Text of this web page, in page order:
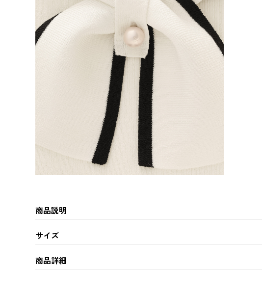
商品説明
サイズ
商品詳細